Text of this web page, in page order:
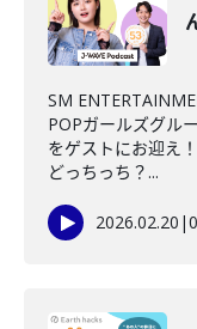
SM
POPガールズグル
をゲストにお迎え
どっちっち？...
2026.02.20 |